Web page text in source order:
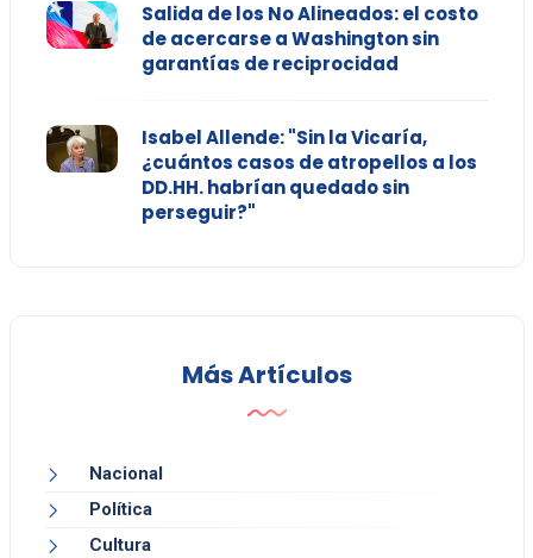
Salida de los No Alineados: el costo
de acercarse a Washington sin
garantías de reciprocidad
Isabel Allende: "Sin la Vicaría,
¿cuántos casos de atropellos a los
DD.HH. habrían quedado sin
perseguir?"
Más Artículos
Nacional
Política
Cultura